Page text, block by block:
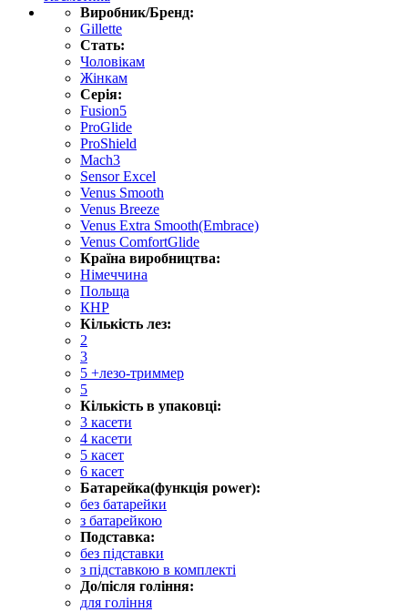
Виробник/Бренд:
Gillette
Стать:
Чоловікам
Жінкам
Серія:
Fusion5
ProGlide
ProShield
Mach3
Sensor Excel
Venus Smooth
Venus Breeze
Venus Extra Smooth(Embrace)
Venus ComfortGlide
Країна виробництва:
Німеччина
Польща
КНР
Кількість лез:
2
3
5 +лезо-триммер
5
Кількість в упаковці:
3 касети
4 касети
5 касет
6 касет
Батарейка(функція power):
без батарейки
з батарейкою
Подставка:
без підставки
з підставкою в комплекті
До/після гоління:
для гоління